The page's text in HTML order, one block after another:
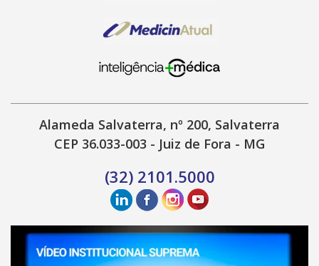
Alameda Salvaterra, nº 200, Salvaterra
CEP 36.033-003 - Juiz de Fora - MG
(32) 2101.5000